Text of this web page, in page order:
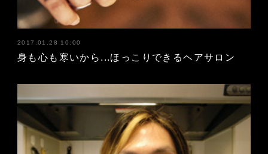
2017.01.28 10:00
身も心も寒いから...ほっこりできるヘアサロン